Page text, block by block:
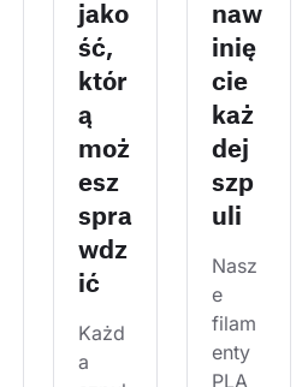
jako
ść,
któr
ą
moż
esz
spra
wdz
ić
Każd
a
naw
inię
cie
każ
dej
szp
uli
Nasz
e
filam
enty
PLA